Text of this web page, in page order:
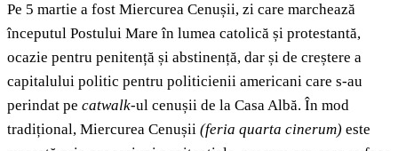
Pe 5 martie a fost Miercurea Cenușii, zi care marchează
începutul Postului Mare în lumea catolică și protestantă,
ocazie pentru penitență și abstinență, dar și de creștere a
capitalului politic pentru politicienii americani care s-au
perindat pe catwalk-ul cenușii de la Casa Albă. În mod
tradițional, Miercurea Cenușii (feria quarta cinerum) este